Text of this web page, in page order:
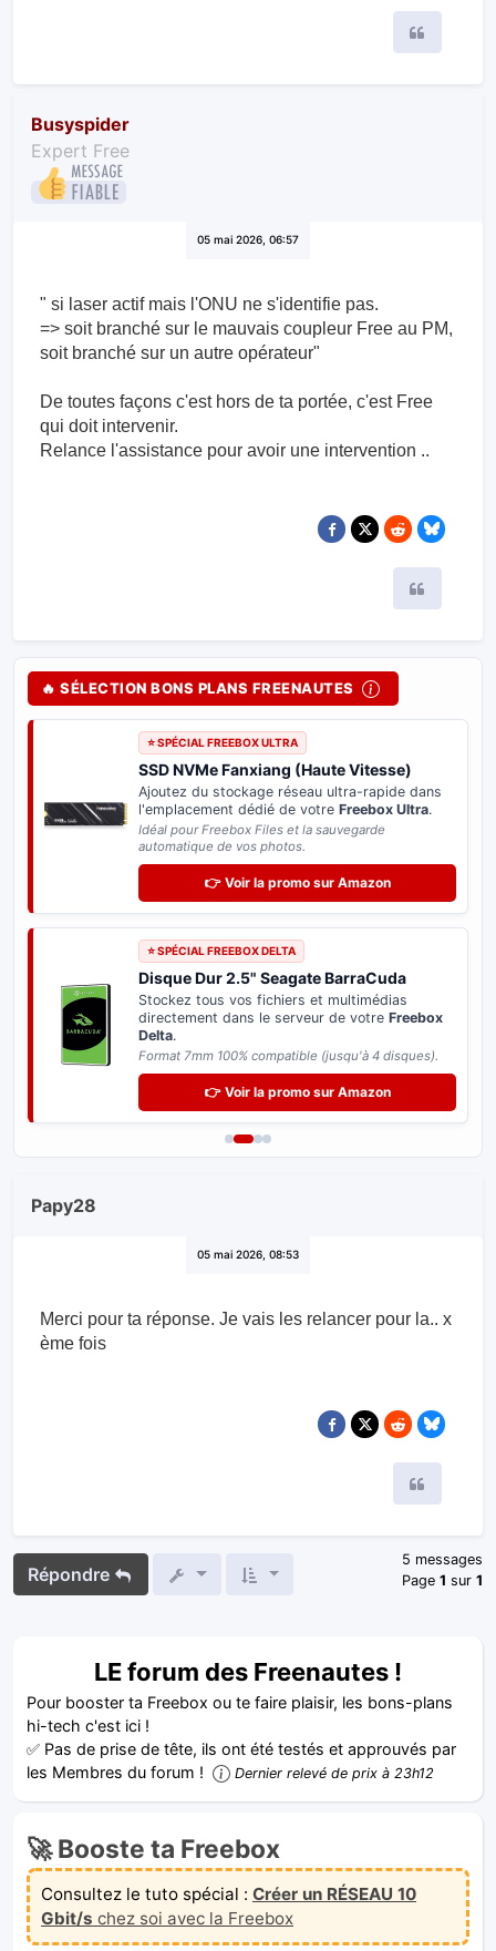
Busyspider
Expert Free
05 mai 2026, 06:57
" si laser actif mais l'ONU ne s'identifie pas.
=> soit branché sur le mauvais coupleur Free au PM,
soit branché sur un autre opérateur"
De toutes façons c'est hors de ta portée, c'est Free
qui doit intervenir.
Relance l'assistance pour avoir une intervention ..
🔥 SÉLECTION BONS PLANS FREENAUTES
⭐ SPÉCIAL FREEBOX ULTRA
SSD NVMe Fanxiang (Haute Vitesse)
Ajoutez du stockage réseau ultra-rapide dans
l'emplacement dédié de votre Freebox Ultra.
Idéal pour Freebox Files et la sauvegarde
automatique de vos photos.
👉 Voir la promo sur Amazon
⭐ SPÉCIAL FREEBOX DELTA
Disque Dur 2.5" Seagate BarraCuda
Stockez tous vos fichiers et multimédias
directement dans le serveur de votre Freebox
Delta.
Format 7mm 100% compatible (jusqu'à 4 disques).
👉 Voir la promo sur Amazon
Papy28
05 mai 2026, 08:53
Merci pour ta réponse. Je vais les relancer pour la.. x
ème fois
Répondre
5 messages
Page 1 sur 1
LE forum des Freenautes !
Pour booster ta Freebox ou te faire plaisir, les bons-plans
hi-tech c'est ici !
✅ Pas de prise de tête, ils ont été testés et approuvés par
les Membres du forum !
Dernier relevé de prix à 23h12
🚀 Booste ta Freebox
Consultez le tuto spécial : Créer un RÉSEAU 10
Gbit/s chez soi avec la Freebox